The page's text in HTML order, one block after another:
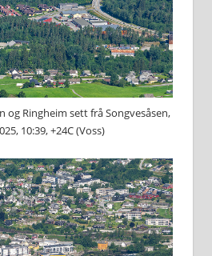
og Ringheim sett frå Songvesåsen,
10:39, +24C (Voss)